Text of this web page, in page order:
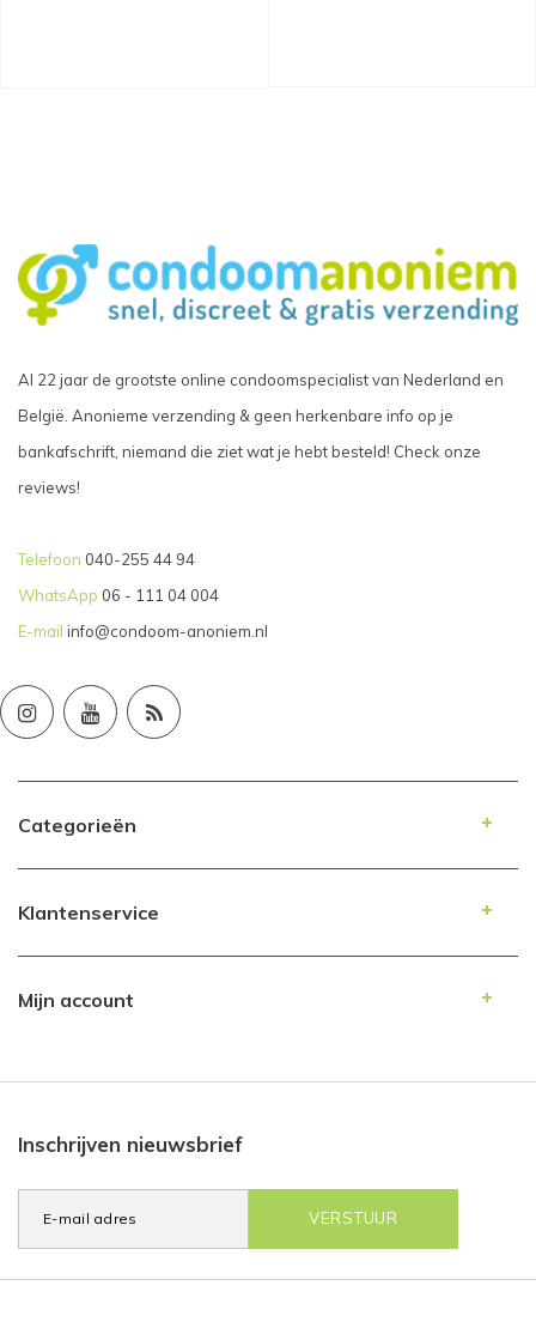
Al 22 jaar de grootste online condoomspecialist van Nederland en
België. Anonieme verzending & geen herkenbare info op je
bankafschrift, niemand die ziet wat je hebt besteld! Check onze
reviews!
Telefoon 040-255 44 94
WhatsApp 06 - 111 04 004
E-mail info@condoom-anoniem.nl
Categorieën
Klantenservice
Mijn account
Inschrijven nieuwsbrief
VERSTUUR